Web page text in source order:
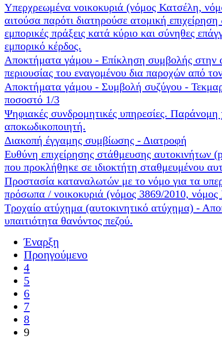
Υπερχρεωμένα νοικοκυριά (νόμος Κατσέλη,
αιτούσα παρότι διατηρούσε ατομική
εμπορικές πράξεις κατά κύριο και σύνηθες
εμπορικό κέρδος.
Αποκτήματα γάμου - Επίκληση συμβολής στην
περιουσίας του εναγομένου δια παροχών από
Αποκτήματα γάμου - Συμβολή συζύγου -
ποσοστό 1/3
Ψηφιακές συνδρομητικές υπηρεσίες.
αποκωδικοποιητή.
Διακοπή έγγαμης συμβίωσης - Διατροφή
Ευθύνη επιχείρησης στάθμευσης αυτοκινήτων
που προκλήθηκε σε ιδιοκτήτη σταθμευμένου
Προστασία καταναλωτών με το νόμο για τα
πρόσωπα / νοικοκυριά (νόμος 3869/2010,
Τροχαίο ατύχημα (αυτοκινητικό ατύχημα) -
υπαιτιότητα θανόντος πεζού.
Έναρξη
Προηγούμενο
4
5
6
7
8
9